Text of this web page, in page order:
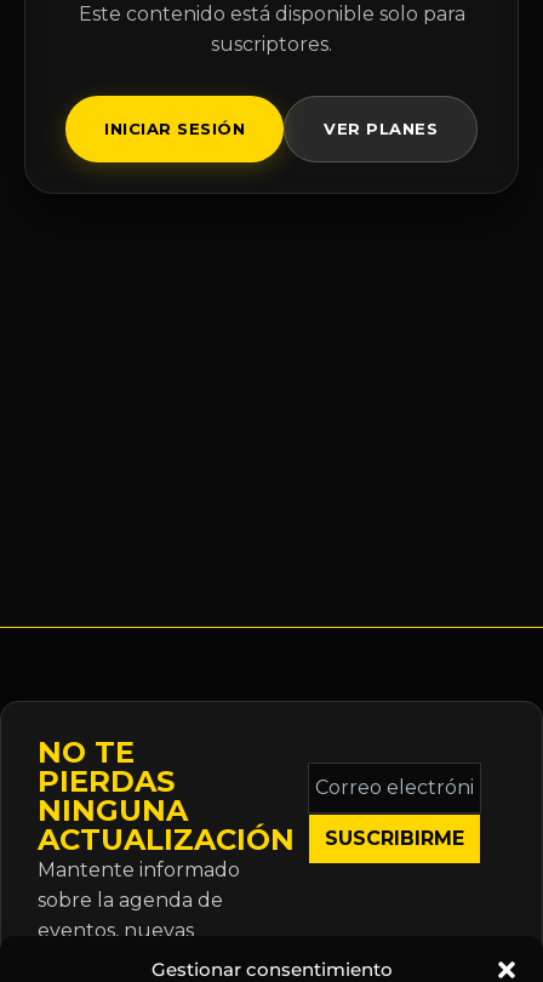
Gestionar consentimiento
Este contenido está disponible solo para
suscriptores.
INICIAR SESIÓN VER PLANES
NO TE
PIERDAS
NINGUNA
ACTUALIZACIÓN
Mantente informado
sobre la agenda de
eventos, nuevas
publicaciones y
Correo
electrónico
*